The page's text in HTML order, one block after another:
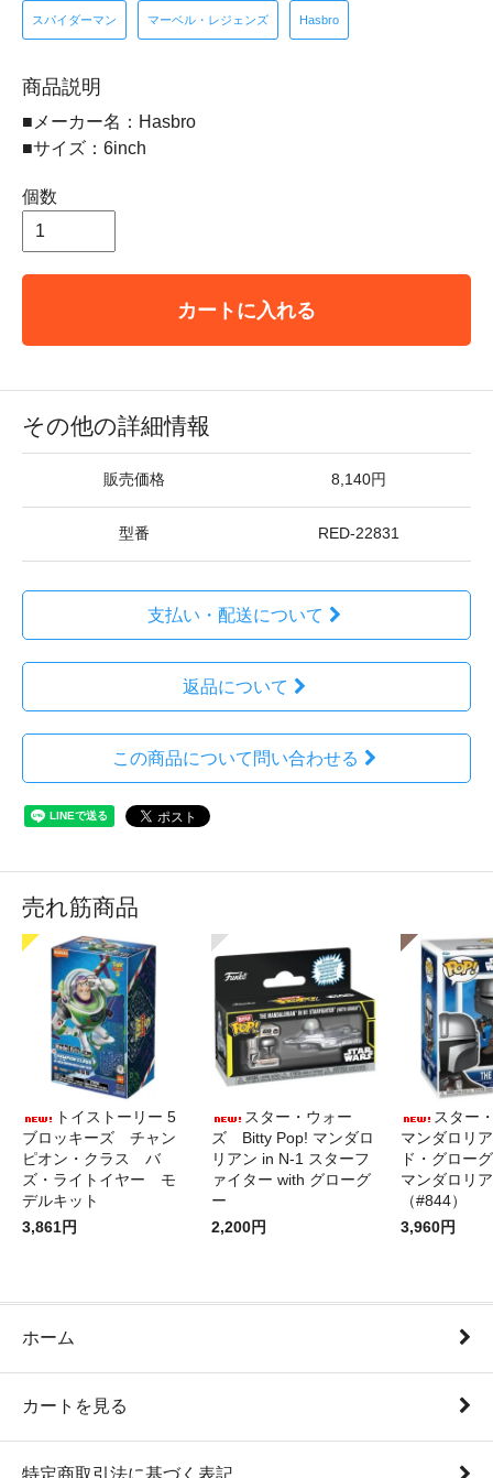
スパイダーマン マーベル・レジェンズ Hasbro
商品説明
■メーカー名：Hasbro
■サイズ：6inch
個数
カートに入れる
その他の詳細情報
販売価格 8,140円
型番 RED-22831
支払い・配送について
返品について
この商品について問い合わせる
売れ筋商品
トイストーリー 5
ブロッキーズ チャン
ピオン・クラス バ
ズ・ライトイヤー モ
デルキット
3,861円
スター・ウォー
ズ Bitty Pop! マンダロ
リアン in N-1 スターフ
ァイター with グローグ
ー
2,200円
スター
マンダロリ
ド・グロー
マンダロリ
（#844）
3,960円
ホーム
カートを見る
特定商取引法に基づく表記